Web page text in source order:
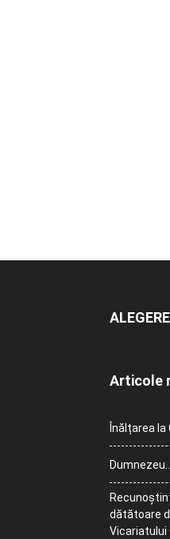
Articole
Înălțarea
dătătoare
Vicariatului